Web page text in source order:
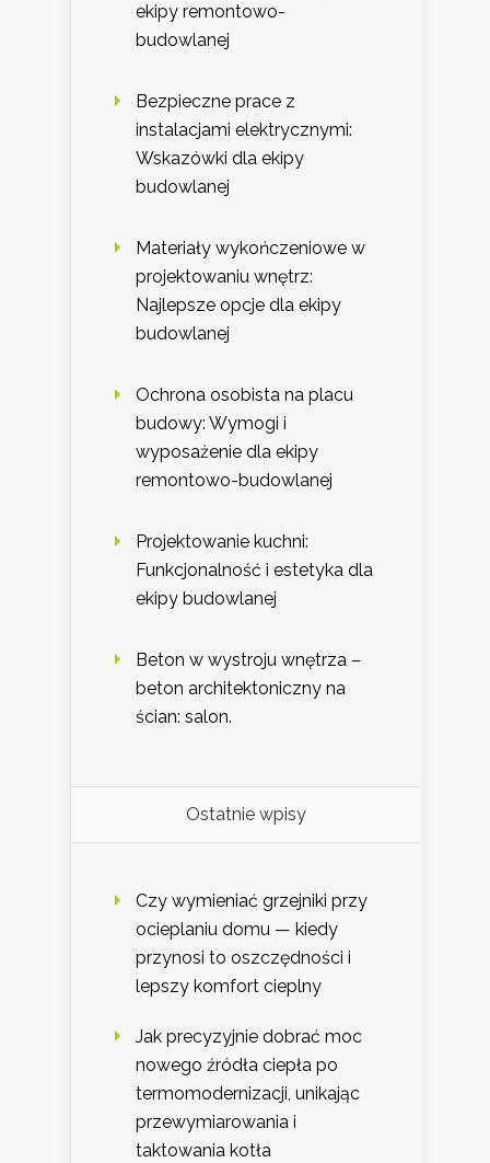
ekipy remontowo-
budowlanej
Bezpieczne prace z
instalacjami elektrycznymi:
Wskazówki dla ekipy
budowlanej
Materiały wykończeniowe w
projektowaniu wnętrz:
Najlepsze opcje dla ekipy
budowlanej
Ochrona osobista na placu
budowy: Wymogi i
wyposażenie dla ekipy
remontowo-budowlanej
Projektowanie kuchni:
Funkcjonalność i estetyka dla
ekipy budowlanej
Beton w wystroju wnętrza –
beton architektoniczny na
ścian: salon.
Ostatnie wpisy
Czy wymieniać grzejniki przy
ocieplaniu domu — kiedy
przynosi to oszczędności i
lepszy komfort cieplny
Jak precyzyjnie dobrać moc
nowego źródła ciepła po
termomodernizacji, unikając
przewymiarowania i
taktowania kotła